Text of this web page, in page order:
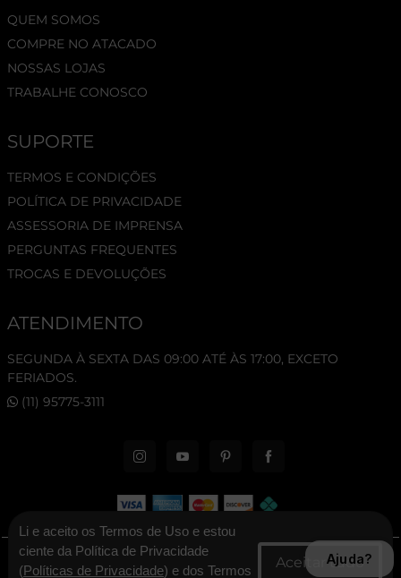
QUEM SOMOS
COMPRE NO ATACADO
NOSSAS LOJAS
TRABALHE CONOSCO
SUPORTE
TERMOS E CONDIÇÕES
POLÍTICA DE PRIVACIDADE
ASSESSORIA DE IMPRENSA
PERGUNTAS FREQUENTES
TROCAS E DEVOLUÇÕES
ATENDIMENTO
SEGUNDA À SEXTA DAS 09:00 ATÉ ÀS 17:00, EXCETO
FERIADOS.
(11) 95775-3111
© 2026 New Era Cap. Todos os direitos reservados.
Li e aceito os Termos de Uso e estou
ciente da Política de Privacidade
(Políticas de Privacidade) e dos Termos
Ajuda?